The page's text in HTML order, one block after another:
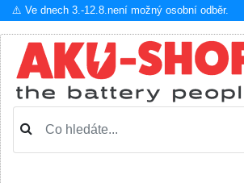
⚠️ Ve dnech 3.-12.8.není možný osobní odběr.